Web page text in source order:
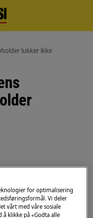
lukker ikke
løses av en
for optimalisering
Vi deler
vårt med våre sosiale
å klikke på «Godta alle